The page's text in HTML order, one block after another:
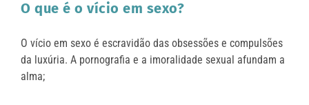
O que é o vício em sexo?
O vício em sexo é escravidão das obsessões e compulsões
da luxúria. A pornografia e a imoralidade sexual afundam a
alma;